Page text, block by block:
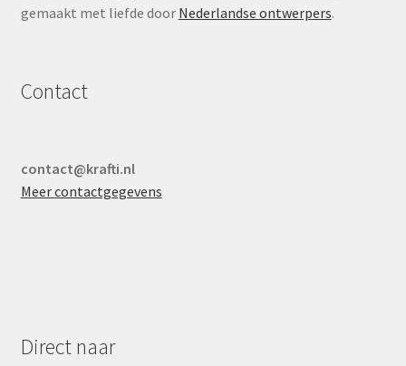
gemaakt met liefde door Nederlandse ontwerpers.
Contact
contact@krafti.nl
Meer contactgegevens
Direct naar